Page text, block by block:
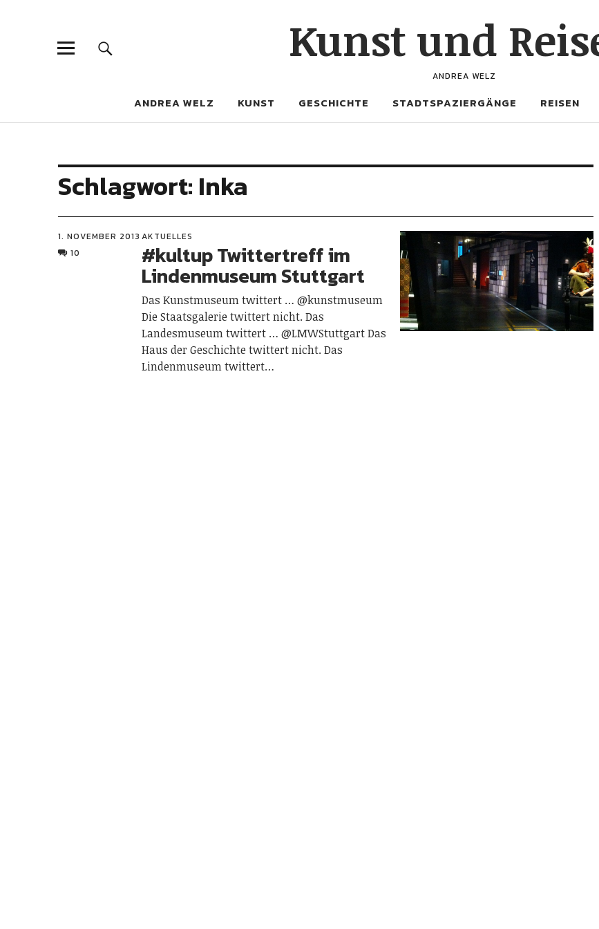
Kunst und
ANDREA WELZ
ANDREA WELZ KUNST GESCHICHTE STADTSPAZIERGÄNGE REISEN
Schlagwort: Inka
1. NOVEMBER 2013
10
AKTUELLES
#kultup Twittertreff im
Lindenmuseum Stuttgart
Das Kunstmuseum twittert … @kunstmuseum
Die Staatsgalerie twittert nicht. Das
Landesmuseum twittert … @LMWStuttgart Das
Haus der Geschichte twittert nicht. Das
Lindenmuseum twittert…